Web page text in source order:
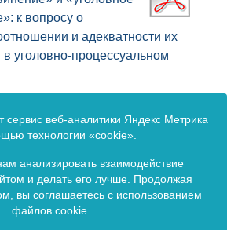
к вопросу о
и адекватности их
в уголовно-процессуальном
С.Л., Комиссарова
подсудимого:
перспективы формирования в
теории
сервис веб-аналитики Яндекс Метрика
технологии «cookie».
анализировать взаимодействие
и делать его лучше. Продолжая
вы соглашаетесь с использованием
файлов cookie.